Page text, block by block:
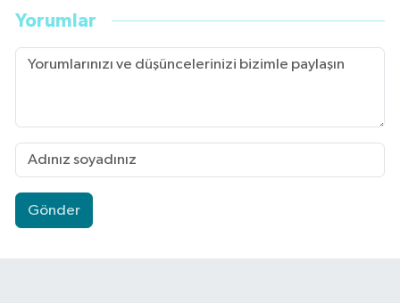
Yorumlar
Gönder